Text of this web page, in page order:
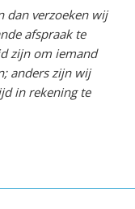
dan verzoeken wij
afspraak te
zijn om iemand
anders zijn wij
in rekening te